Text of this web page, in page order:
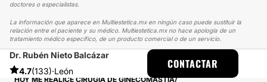
doctores o especialistas.
La información que aparece en Multiestetica.mx en ningún caso puede sustituir la
relación entre el paciente y su médico. Multiestetica.mx no hace apología de un
tratamiento médico específico, de un producto comercial o de un servicio.
Dr. Rubén Nieto Balcázar
4.7(133)·León
CONTACTAR
MULTIESTETICA
EXPERIENCIAS
EXPERIENCIAS SOBRE CIRUGÍA GINECOMASTIA
HOY ME REALICÉ CIRUGÍA DE GINECOMASTIA